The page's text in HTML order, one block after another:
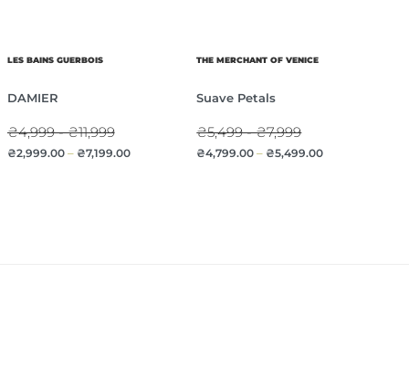
LES BAINS GUERBOIS
DAMIER
₴4,999 - ₴11,999
₴2,999.00– ₴7,199.00
THE MERCHANT OF VENICE
Suave Petals
₴5,499 - ₴7,999
₴4,799.00 – ₴5,499.00